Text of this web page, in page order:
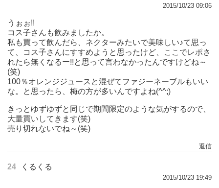
2015/10/23 09:06
うぉぉ!!
コス子さんも飲みましたか。
私も買って飲んだら、ネクターみたいで美味しい♪て思っ
て、コス子さんにすすめようと思ったけど、ここでレポさ
れたら無くなるー!!と思って言わなかったんですけどね～
(笑)
100％オレンジジュースと混ぜてファジーネーブルもいい
な。と思ったら、梅の方が多いんですよね(^^;)
きっとゆずゆずと同じで期間限定のような気がするので、
大量買いしてきます(笑)
売り切れないでね～(笑)
返信
24 くるくる
2015/10/23 19:49